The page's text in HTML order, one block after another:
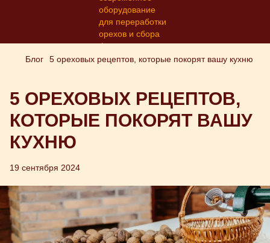
Блог 5 ореховых рецептов, которые покорят вашу кухню
5 ОРЕХОВЫХ РЕЦЕПТОВ,
КОТОРЫЕ ПОКОРЯТ ВАШУ
КУХНЮ
19 сентября 2024